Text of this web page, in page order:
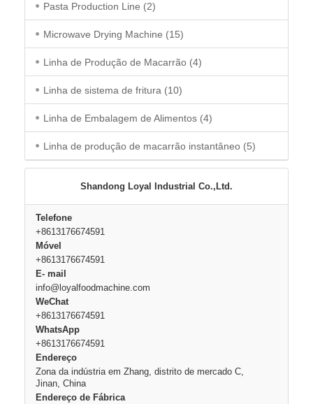
Pasta Production Line (2)
Microwave Drying Machine (15)
Linha de Produção de Macarrão (4)
Linha de sistema de fritura (10)
Linha de Embalagem de Alimentos (4)
Linha de produção de macarrão instantâneo (5)
Shandong Loyal Industrial Co.,Ltd.
Telefone
+8613176674591
Móvel
+8613176674591
E- mail
info@loyalfoodmachine.com
WeChat
+8613176674591
WhatsApp
+8613176674591
Endereço
Zona da indústria em Zhang, distrito de mercado C,
Jinan, China
Endereço de Fábrica